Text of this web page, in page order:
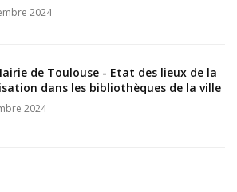
2024
de Toulouse - Etat des lieux de la
dans les bibliothèques de la ville
2024